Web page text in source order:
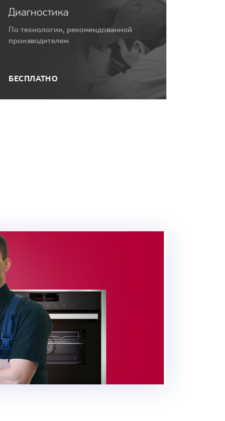
Диагностика
По технологии, рекомендованной
производителем
БЕСПЛАТНО